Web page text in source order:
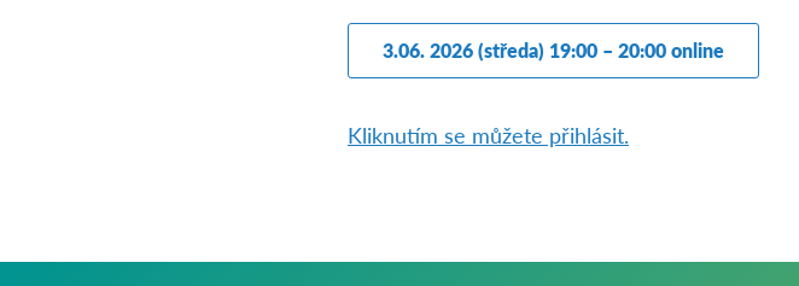
3.06. 2026 (středa) 19:00 – 20:00 online
Kliknutím se můžete přihlásit.